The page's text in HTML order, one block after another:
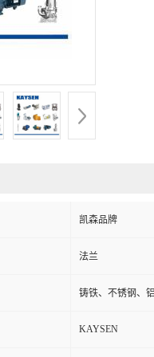
凯森品牌
法兰
铸铁、不锈钢、
KAYSEN